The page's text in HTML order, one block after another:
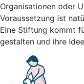
Organisationen oder
Voraussetzung ist
Eine Stiftung kommt
gestalten und ihre